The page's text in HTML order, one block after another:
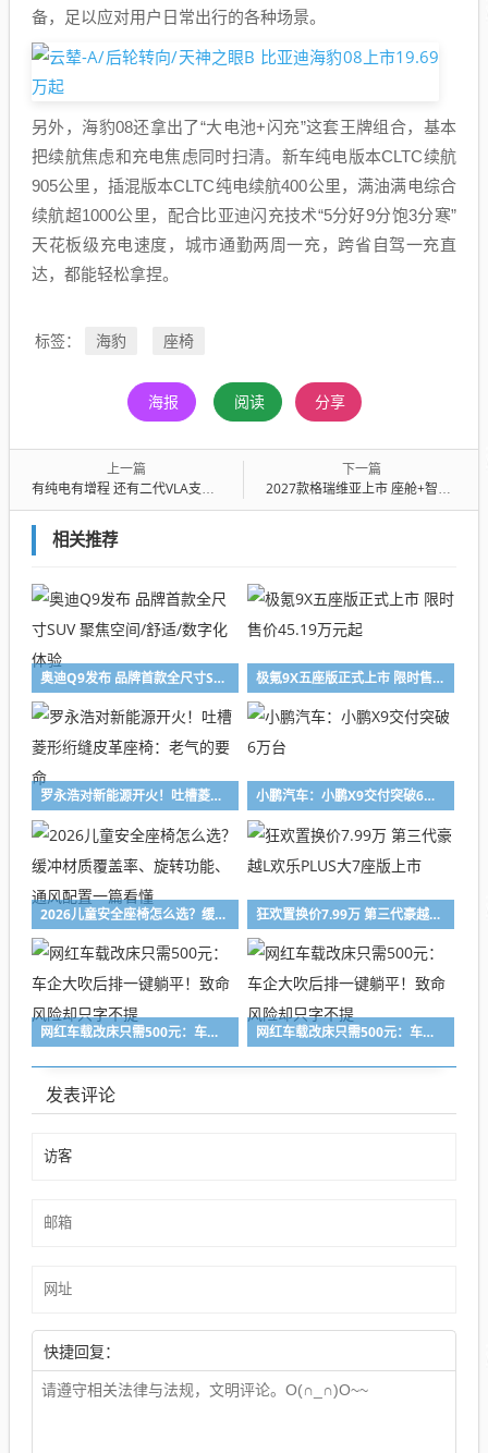
备，足以应对用户日常出行的各种场景。
另外，海豹08还拿出了“大电池+闪充”这套王牌组合，基本
把续航焦虑和充电焦虑同时扫清。新车纯电版本CLTC续航
905公里，插混版本CLTC纯电续航400公里，满油满电综合
续航超1000公里，配合比亚迪闪充技术“5分好9分饱3分寒”
天花板级充电速度，城市通勤两周一充，跨省自驾一充直
达，都能轻松拿捏。
标签： 海豹 座椅
海报 阅读 分享
上一篇
有纯电有增程 还有二代VLA支持 小鹏MONA L03预售价14.38万起
下一篇
2027款格瑞维亚上市 座舱+智能升级 23.68万起
相关推荐
奥迪Q9发布 品牌首款全尺寸SUV 聚焦空间/舒适/数字化体验 极氪9X五座版正式上市 限时售价45.19万元起
罗永浩对新能源开火！吐槽菱形绗缝皮革座椅：老气的要命 小鹏汽车：小鹏X9交付突破6万台
2026儿童安全座椅怎么选？缓冲材质覆盖率、旋转功能、通风配置一篇看懂 狂欢置换价7.99万 第三代豪越L欢乐PLUS大7座版上市
网红车载改床只需500元：车企大吹后排一键躺平！致命风险却只字不提 网红车载改床只需500元：车企大吹后排一键躺平！致命风险却只字不提
发表评论
快捷回复：